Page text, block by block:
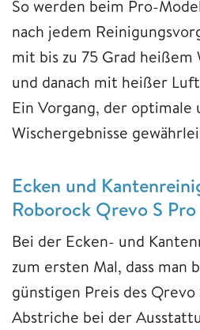
So werden beim Pro-
nach jedem
mit bis zu 75 Grad heißem
und danach mit heißer
Ein Vorgang, der optimale
Wischergebnisse
Ecken und
Roborock Qrevo S Pro
Bei der Ecken- und
zum ersten Mal, dass man
günstigen Preis des Qrevo
Abstriche bei der